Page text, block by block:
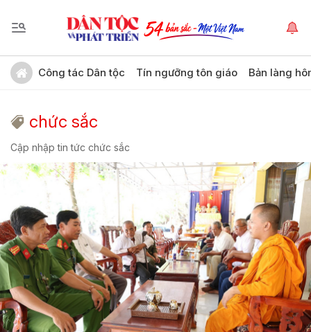
Công tác Dân tộc Tín ngưỡng tôn giáo Bản làng
chức sắc
Cập nhập tin tức chức sắc